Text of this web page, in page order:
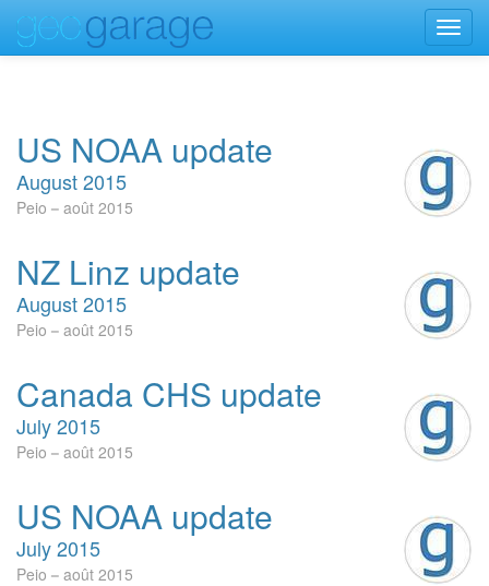
US NOAA update
August 2015
Peio août 2015
NZ Linz update
August 2015
Peio août 2015
Canada CHS update
July 2015
Peio août 2015
US NOAA update
July 2015
Peio août 2015